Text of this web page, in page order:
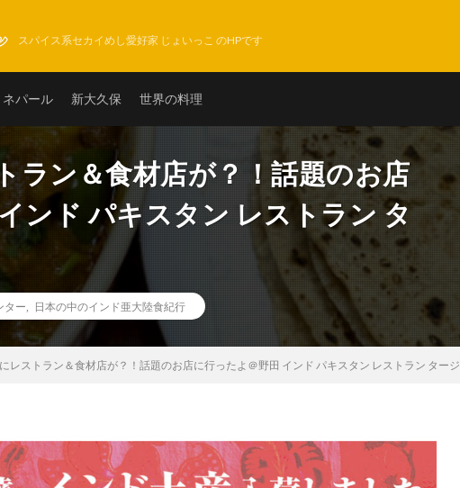
スパイス系セカイめし愛好家 じょいっこ のHPです
ネパール 新大久保 世界の料理
ラン＆食材店が？！話題のお店
ンド パキスタン レストラン タ
ター 日本の中のインド亜大陸食紀行
レストラン＆食材店が？！話題のお店に行ったよ＠野田 インド パキスタン レストラン タージ